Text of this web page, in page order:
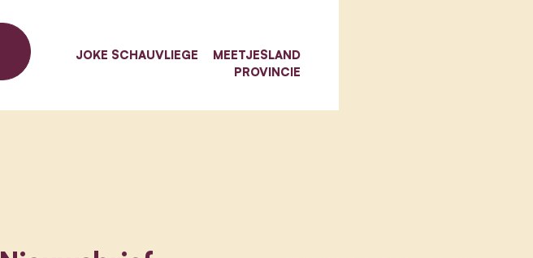
JOKE SCHAUVLIEGE
MEETJESLAND
PROVINCIE